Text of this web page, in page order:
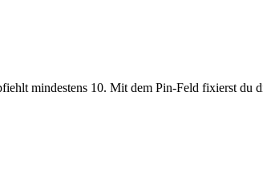
mindestens 10. Mit dem Pin-Feld fixierst du